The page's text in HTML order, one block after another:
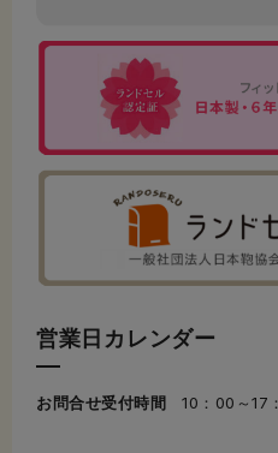
営業日カレンダー
お問合せ受付時間 10：00～17